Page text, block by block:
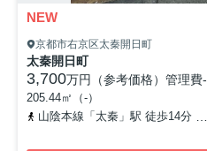
NEW
京都市右京区太秦開日町
太秦開日町
3,700万円（参考価格） 管理費-
205.44㎡（-）
山陰本線「太秦」駅 徒歩14分